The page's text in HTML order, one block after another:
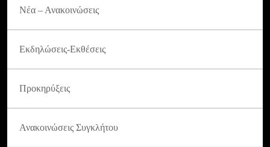
Νέα – Ανακοινώσεις
Εκδηλώσεις-Εκθέσεις
Προκηρύξεις
Ανακοινώσεις Συγκλήτου